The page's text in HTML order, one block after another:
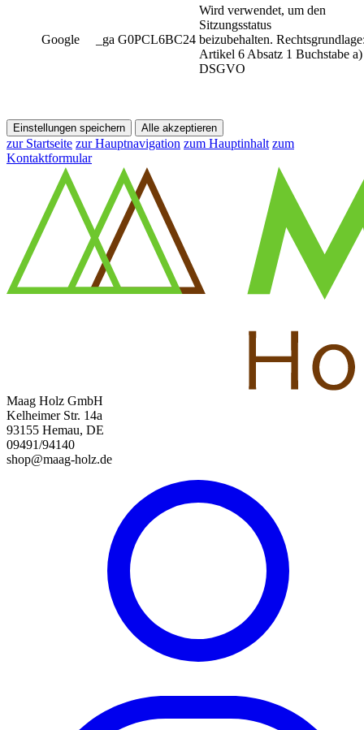
Google _ga G0PCL6BC24
Wird verwendet, um den
Sitzungsstatus
beizubehalten.
Artikel 6 Absatz 1 Buchstabe a)
DSGVO
Einstellungen speichern Alle akzeptieren
zur Startseite zur Hauptnavigation zum Hauptinhalt zum
Kontaktformular
Maag Holz GmbH
Kelheimer Str. 14a
93155 Hemau, DE
09491/94140
shop@maag-holz.de